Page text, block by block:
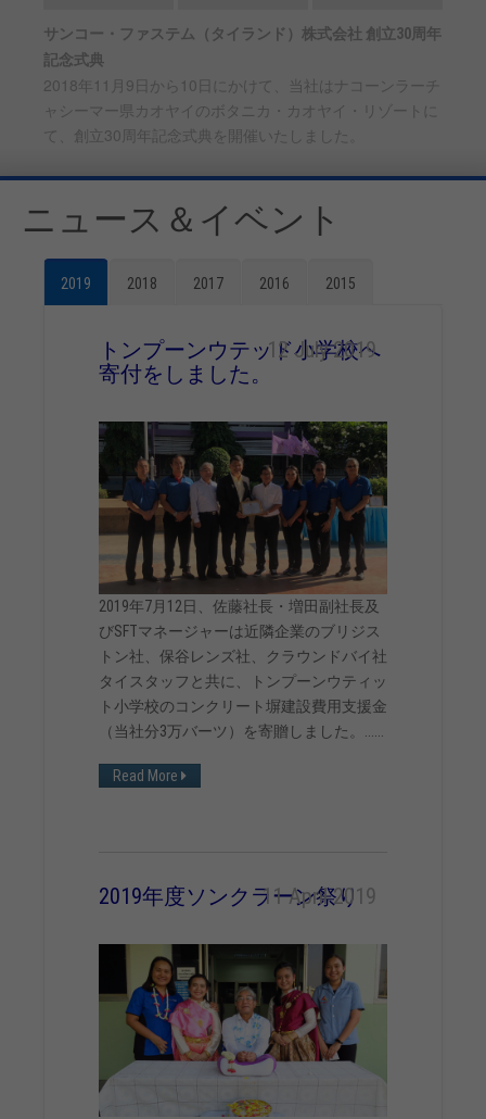
サンコー・ファステム（タイランド）株式会社 創立30周年
記念式典
2018年11月9日から10日にかけて、当社はナコーンラーチ
ャシーマー県カオヤイのボタニカ・カオヤイ・リゾートに
て、創立30周年記念式典を開催いたしました。
ニュース＆イベント
2019 2018 2017 2016 2015
トンプーンウテッド小学校へ
寄付をしました。
12 July 2019
2019年7月12日、佐藤社長・増田副社長及
びSFTマネージャーは近隣企業のブリジス
トン社、保谷レンズ社、クラウンドバイ社
タイスタッフと共に、トンプーンウティッ
ト小学校のコンクリート塀建設費用支援金
（当社分3万バーツ）を寄贈しました。......
Read More
2019年度ソンクラーン祭り
11 April 2019